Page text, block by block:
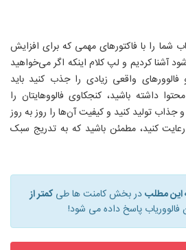
شما را با فاکتورهای مهمی که برای افزایش
آشنا کردیم و لپ کلام اینکه اگر می‌خواهید
فالوورهای واقعی زیادی را جذب کنید باید
داشته باشید، کنجکاوی فالوو‌هایتان را
جذاب تولید کنید و کیفیت ‌آن‌ها را روز به روز
رعایت کنید، مطمئن باشید که به تدریج سبک
این مطلبدر بخش کامنت ها طیکمتر از
فالووریاب پاسخ داده می شود!